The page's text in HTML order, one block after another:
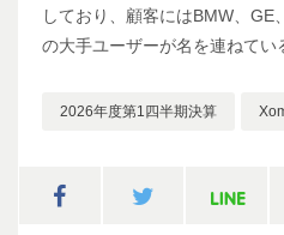
しており、顧客にはBMW、GE
の大手ユーザーが名を連ねてい
2026年度第1四半期決算